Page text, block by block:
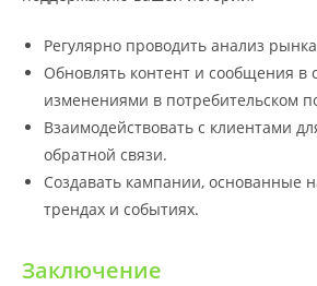
Регулярно проводить анализ
Обновлять контент и сообщения в
изменениями в потребительском
Взаимодействовать с клиентами
обратной связи.
Создавать кампании, основанные
трендах и событиях.
Заключение